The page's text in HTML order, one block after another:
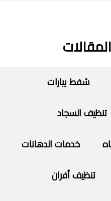
شفط بيارات
تنظيف السجاد
خدمات الدهانات
تنظيف أفران